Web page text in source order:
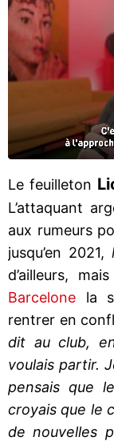
Le feuilleton
L’attaquant
aux rumeurs
jusqu’en 2021,
d’ailleurs,
Barcelone la
rentrer en
dit au club,
voulais partir.
pensais que
croyais que le
de nouvelles